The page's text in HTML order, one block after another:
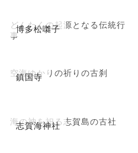
博多松囃子
どんたくの起源となる伝統行
事
鎮国寺
空海ゆかりの祈りの古刹
志賀海神社
海の神を祀る志賀島の古社